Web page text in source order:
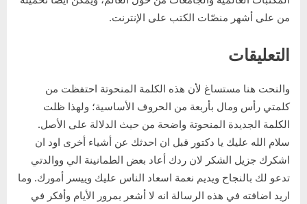
من على أشهر منصّات الكتب على الإنترنت.
التعليقات
والنحت هنا مستساغ لأن هذه الكلمة المنحوتة احتفظت من
كلمتي رأس ومال بأربعة من الحروف الأساسية؛ ولهذا ظلت
الكلمة الجديدة المنحوتة واضحة من حيث الدلالة على الأصل.
سلام الله عليك يا دكتور قبل ان احدثك عن أشياء أخرى اود ان
اشكرك جزيل الشكر لان ردك أعاد بعض الطمانينة الي ووالدتي
تدعو لك بالنجاح ويديم نعمة اسعاد الناس عليك وييسر أمورك. وما
اريد اضافته في هذه الرسالة انه لا أشعر بمرور الأيام وأفكر في